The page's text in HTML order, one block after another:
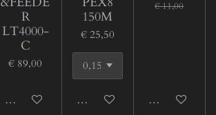
R
LT4000-
C
€ 89,00
In winkelwagen
150M
€ 25,50
In winkelwagen
€ 11,00
In